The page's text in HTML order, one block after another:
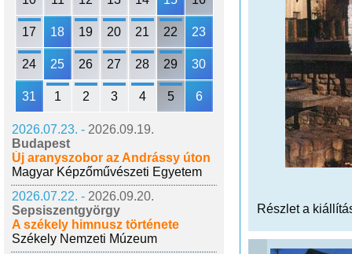
17 18 19 20 21 22 23
24 25 26 27 28 29 30
31 1 2 3 4 5 6
2026.07.23. - 2026.09.19.
Budapest
Új aranyszobor az Andrássy úton
Magyar Képzőművészeti Egyetem
2026.07.22. - 2026.09.20.
Sepsiszentgyörgy
A székely himnusz története
Székely Nemzeti Múzeum
Részlet a